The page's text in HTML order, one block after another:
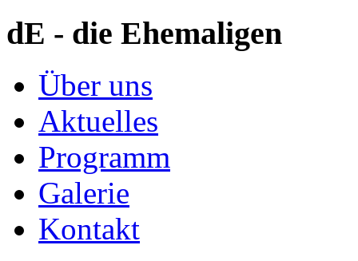
dE - die Ehemaligen
Über uns
Aktuelles
Programm
Galerie
Kontakt